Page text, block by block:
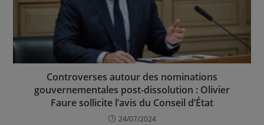
Controverses autour des nominations
gouvernementales post-dissolution : Olivier
Faure sollicite l’avis du Conseil d’État
24/07/2024